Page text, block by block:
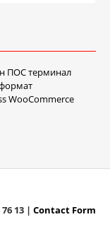
ПОС терминал
WooCommerce
76 13 | Contact Form